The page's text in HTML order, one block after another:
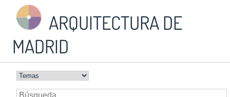
ARQUITECTURA DE
MADRID